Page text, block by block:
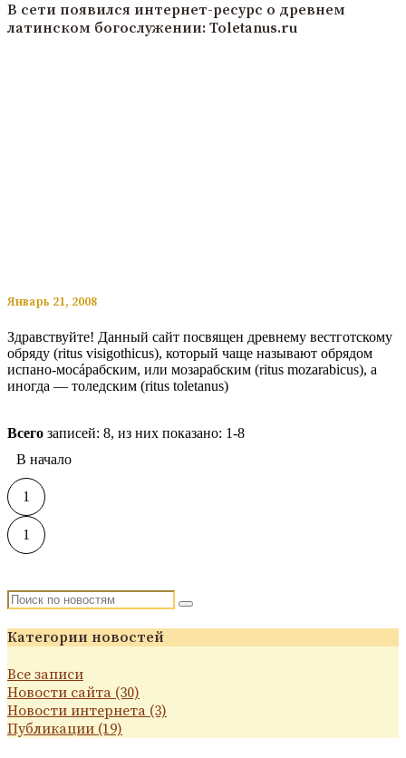
В сети появился интернет-ресурс о древнем
латинском богослужении: Toletanus.ru
​​Январь 21, 2008
Здравствуйте! Данный сайт посвящен древнему вестготскому
обряду (ritus visigothicus), который чаще называют обрядом
испано-мосáрабским, или мозарабским (ritus mozarabicus), а
иногда — толедским (ritus toletanus)
Всего записей: 8, из них показано: 1-8
В начало
1
1
Категории новостей
Все записи
Новости сайта (30)
Новости интернета (3)
Публикации (19)